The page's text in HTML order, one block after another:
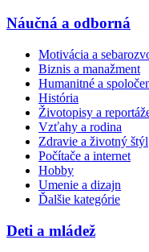
Náučná a odborná
Motivácia a
Biznis a manažment
Humanitné a
História
Životopisy a
Vzťahy a rodina
Zdravie a životný štýl
Počítače a internet
Hobby
Umenie a dizajn
Ďalšie kategórie
Deti a mládež